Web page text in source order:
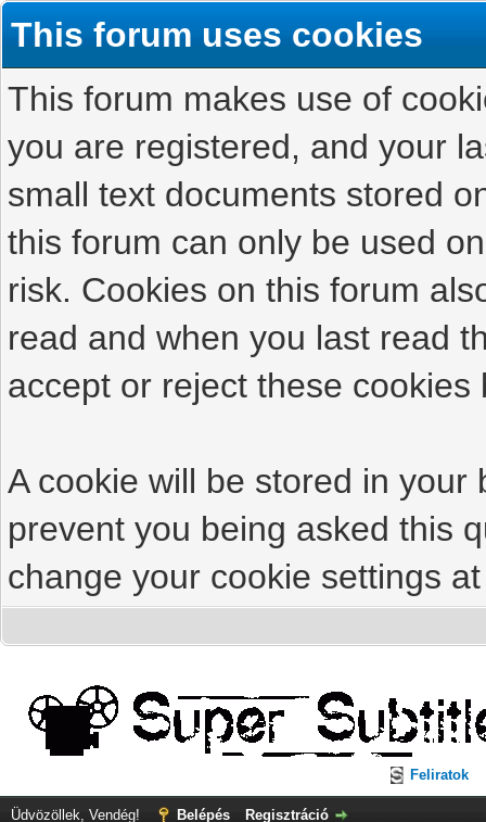
This forum uses cookies
This forum makes use of
you are registered, and your
small text documents stored
this forum can only be used
risk. Cookies on this forum
read and when you last read
accept or reject these cookies
A cookie will be stored in
prevent you being asked this
change your cookie settings
Feliratok
Üdvözöllek, Vendég! Belépés Regisztráció